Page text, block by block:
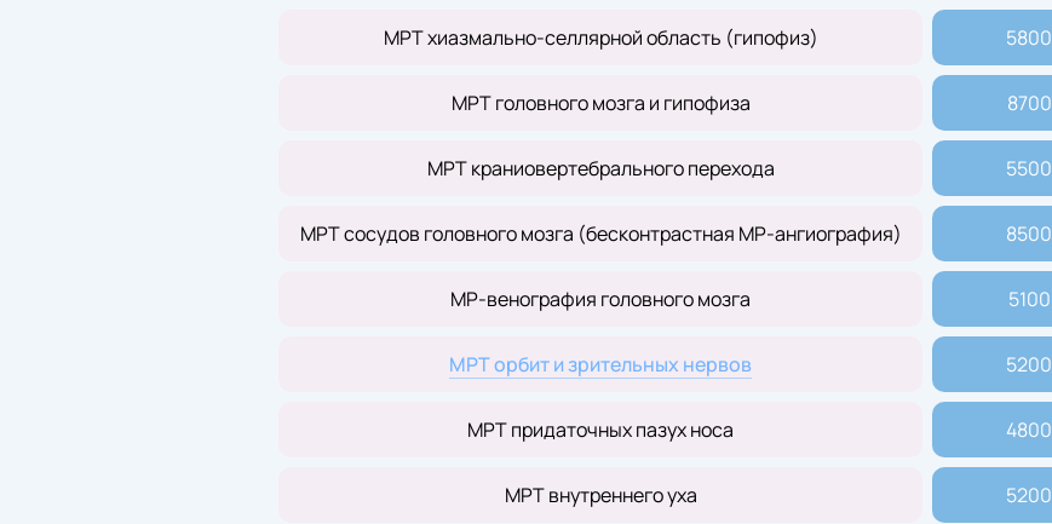
МРТ хиазмально-селлярной область (гипофиз) 5800
МРТ головного мозга и гипофиза 8700
МРТ краниовертебрального перехода 5500
МРТ сосудов головного мозга (бесконтрастная МР-ангиография) 8500
МР-венография головного мозга 5100
МРТ орбит и зрительных нервов 5200
МРТ придаточных пазух носа 4800
МРТ внутреннего уха 5200